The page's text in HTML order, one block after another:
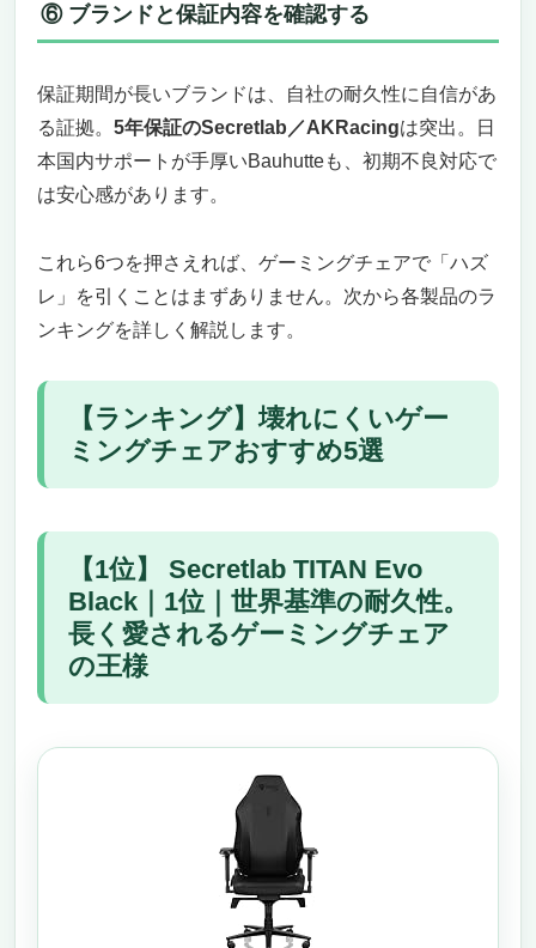
⑥ ブランドと保証内容を確認する
保証期間が長いブランドは、自社の耐久性に自信があ
る証拠。 5年保証のSecretlab／AKRacingは突出。日
本国内サポートが手厚いBauhutteも、初期不良対応で
は安心感があります。
これら6つを押さえれば、ゲーミングチェアで「ハズ
レ」を引くことはまずありません。次から各製品のラ
ンキングを詳しく解説します。
【ランキング】壊れにくいゲー
ミングチェアおすすめ5選
【1位】 Secretlab TITAN Evo
Black｜1位｜世界基準の耐久性。
長く愛されるゲーミングチェア
の王様